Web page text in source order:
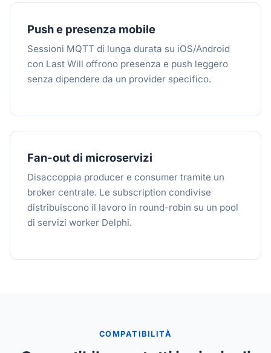
Push e presenza mobile
Sessioni MQTT di lunga durata su iOS/Android
con Last Will offrono presenza e push leggero
senza dipendere da un provider specifico.
Fan-out di microservizi
Disaccoppia producer e consumer tramite un
broker centrale. Le subscription condivise
distribuiscono il lavoro in round-robin su un pool
di servizi worker Delphi.
COMPATIBILITÀ